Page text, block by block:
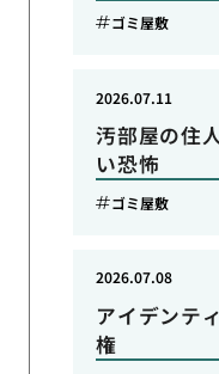
ゴミ屋敷
汚部屋の住
い恐怖
2026.07.11
ゴミ屋敷
アイデンテ
権
2026.07.08